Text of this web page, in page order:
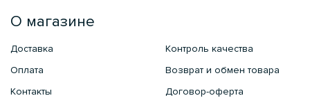
О магазине
Доставка
Оплата
Контакты
Контроль качества
Возврат и обмен товара
Договор-оферта